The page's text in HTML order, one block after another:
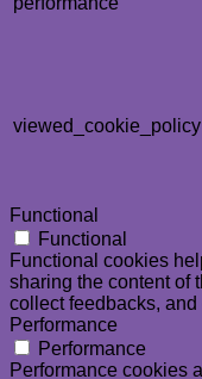
viewed_cookie_policy
Functional
Functional
Functional cookies
sharing the content of
collect feedbacks,
Performance
Performance
Performance cookies